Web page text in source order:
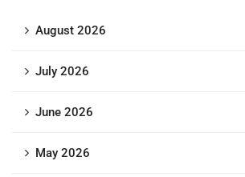
August 2026
July 2026
June 2026
May 2026